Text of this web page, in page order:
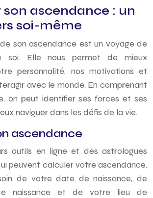
son ascendance : un
soi-même
son ascendance est un voyage de
soi. Elle nous permet de mieux
personnalité, nos motivations et
avec le monde. En comprenant
on peut identifier ses forces et ses
naviguer dans les défis de la vie.
ascendance
outils en ligne et des astrologues
peuvent calculer votre ascendance.
de votre date de naissance, de
naissance et de votre lieu de